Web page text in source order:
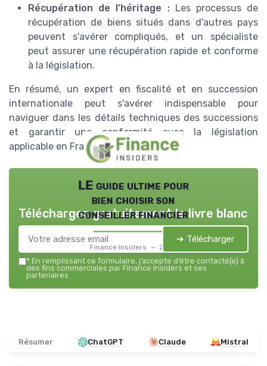
Récupération de l'héritage :Les processus de
récupération de biens situés dans d'autres pays
peuvent s'avérer compliqués, et un spécialiste
peut assurer une récupération rapide et conforme
à la législation.
En résumé, un expert en fiscalité et en succession
internationale peut s'avérer indispensable pour
naviguer dans les détails techniques des successions
et garantir une conformité avec la législation
applicable en France et à l'étranger.
LE guide ultime pour
bien choisir son
conseiller financier
Finance Insiders — 2026
Téléchargez gratuitement le livre blanc
➔ Télécharger
* En remplissant ce formulaire, j’accepte d’être contacté(e) à
des fins commerciales par Finance Insiders et ses
partenaires.
Résumer ChatGPT Claude Mistral